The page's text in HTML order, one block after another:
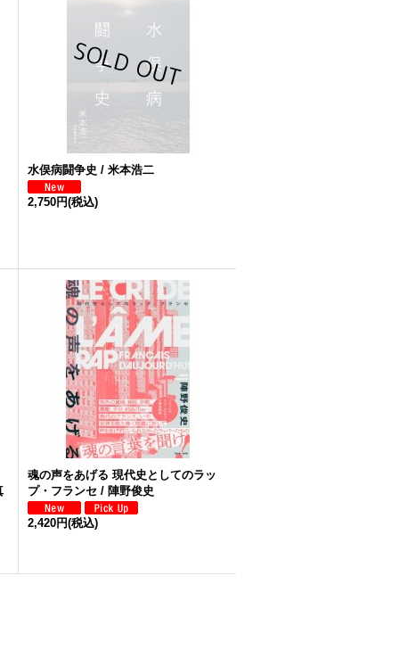
水俣病闘争史 / 米本浩二
2,750円(税込)
魂の声をあげる 現代史としてのラッ
プ・フランセ / 陣野俊史
2,420円(税込)